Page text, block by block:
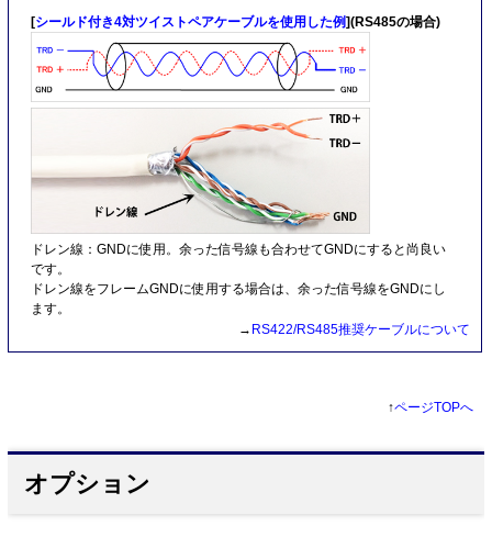
[シールド付き4対ツイストペアケーブルを使用した例](RS485の場合)
ドレン線：GNDに使用。余った信号線も合わせてGNDにすると尚良い
です。
ドレン線をフレームGNDに使用する場合は、余った信号線をGNDにし
ます。
→ RS422/RS485推奨ケーブルについて
↑ページTOPへ
オプション